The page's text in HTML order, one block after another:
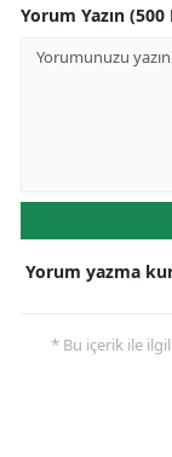
Yorum Yazın
Yorum yazma
* Bu içerik ile